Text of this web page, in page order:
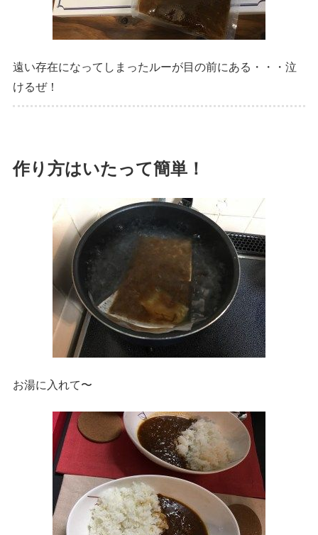
遠い存在になってしまったルーが目の前にある・・・泣
けるぜ！
作り方はいたって簡単！
お湯に入れて〜